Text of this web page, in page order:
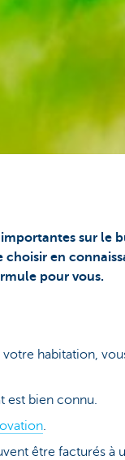
sur le
en
pour vous.
habitation,
est bien connu.
.
être facturés à